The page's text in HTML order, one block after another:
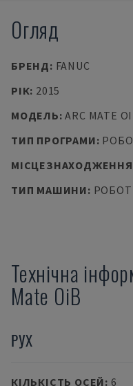
Огляд
БРЕНД: FANUC
РІК: 2015
МОДЕЛЬ:ARC MATE
ТИП ПРОГРАМИ:
МІСЦЕЗНАХОДЖЕННЯ
ТИП МАШИНИ:
Технічна
Mate OiB
РУХ
КІЛЬКІСТЬ ОСЕЙ: 6